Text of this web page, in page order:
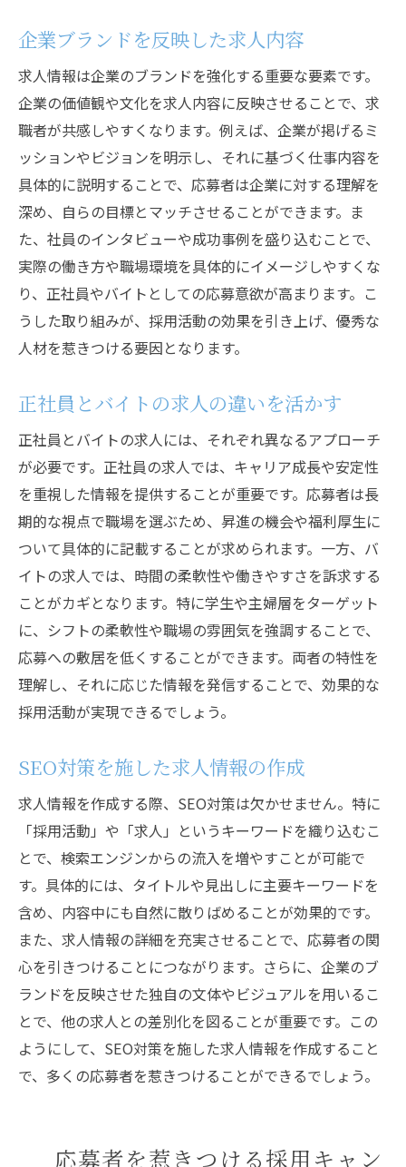
継続的な採用戦略の見直し
採用活動の競争力を高める求人情報の提供法
他社研究を通じた求人改善
市場トレンドを反映した情報提供
求人情報の継続的な更新
応募者視点での情報整理
多言語対応の必要性
ダイバーシティを意識した求人作成
理想の人材を得るための応募プロセス改善策
面接プロセスの透明性向上
候補者選考基準の明確化
オファープロセスの迅速化
入社前後のサポート体制
応募者に寄り添ったコミュニケーション
企業ブランドを反映した求人内容
求人情報は企業のブランドを強化する重要な要素です。
企業の価値観や文化を求人内容に反映させることで、求
職者が共感しやすくなります。例えば、企業が掲げるミ
ッションやビジョンを明示し、それに基づく仕事内容を
具体的に説明することで、応募者は企業に対する理解を
深め、自らの目標とマッチさせることができます。ま
た、社員のインタビューや成功事例を盛り込むことで、
実際の働き方や職場環境を具体的にイメージしやすくな
り、正社員やバイトとしての応募意欲が高まります。こ
うした取り組みが、採用活動の効果を引き上げ、優秀な
人材を惹きつける要因となります。
正社員とバイトの求人の違いを活かす
正社員とバイトの求人には、それぞれ異なるアプローチ
が必要です。正社員の求人では、キャリア成長や安定性
を重視した情報を提供することが重要です。応募者は長
期的な視点で職場を選ぶため、昇進の機会や福利厚生に
ついて具体的に記載することが求められます。一方、バ
イトの求人では、時間の柔軟性や働きやすさを訴求する
ことがカギとなります。特に学生や主婦層をターゲット
に、シフトの柔軟性や職場の雰囲気を強調することで、
応募への敷居を低くすることができます。両者の特性を
理解し、それに応じた情報を発信することで、効果的な
採用活動が実現できるでしょう。
SEO対策を施した求人情報の作成
求人情報を作成する際、SEO対策は欠かせません。特に
「採用活動」や「求人」というキーワードを織り込むこ
とで、検索エンジンからの流入を増やすことが可能で
す。具体的には、タイトルや見出しに主要キーワードを
含め、内容中にも自然に散りばめることが効果的です。
また、求人情報の詳細を充実させることで、応募者の関
心を引きつけることにつながります。さらに、企業のブ
ランドを反映させた独自の文体やビジュアルを用いるこ
とで、他の求人との差別化を図ることが重要です。この
ようにして、SEO対策を施した求人情報を作成すること
で、多くの応募者を惹きつけることができるでしょう。
応募者を惹きつける採用キャン